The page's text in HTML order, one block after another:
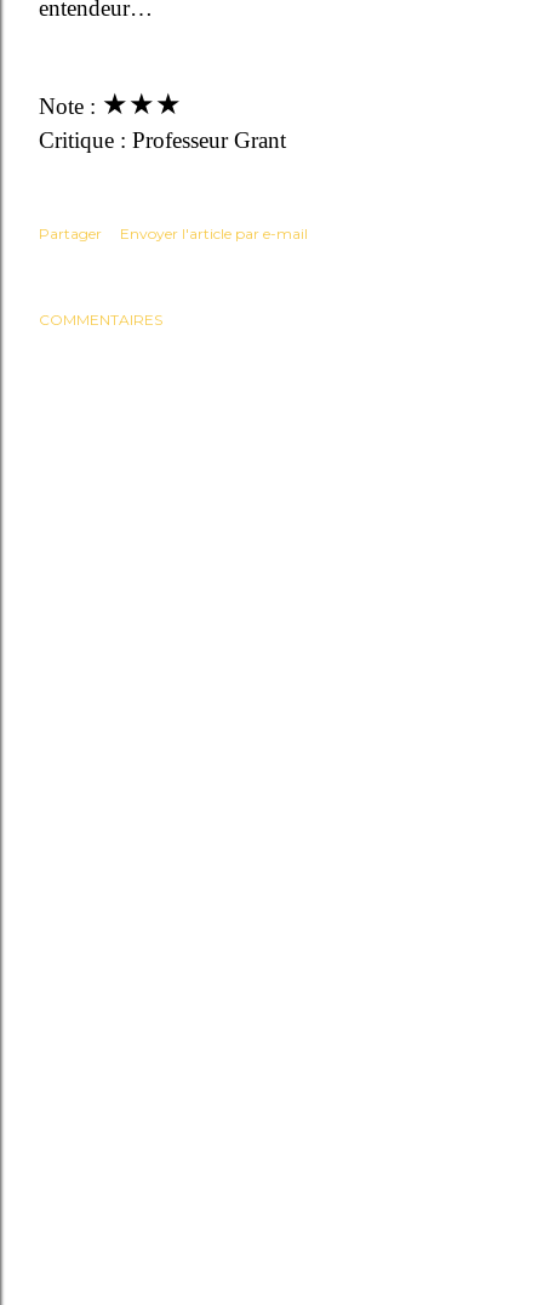
entendeur…
Note : ★★★
Critique : Professeur Grant
Partager Envoyer l'article par e-mail
COMMENTAIRES